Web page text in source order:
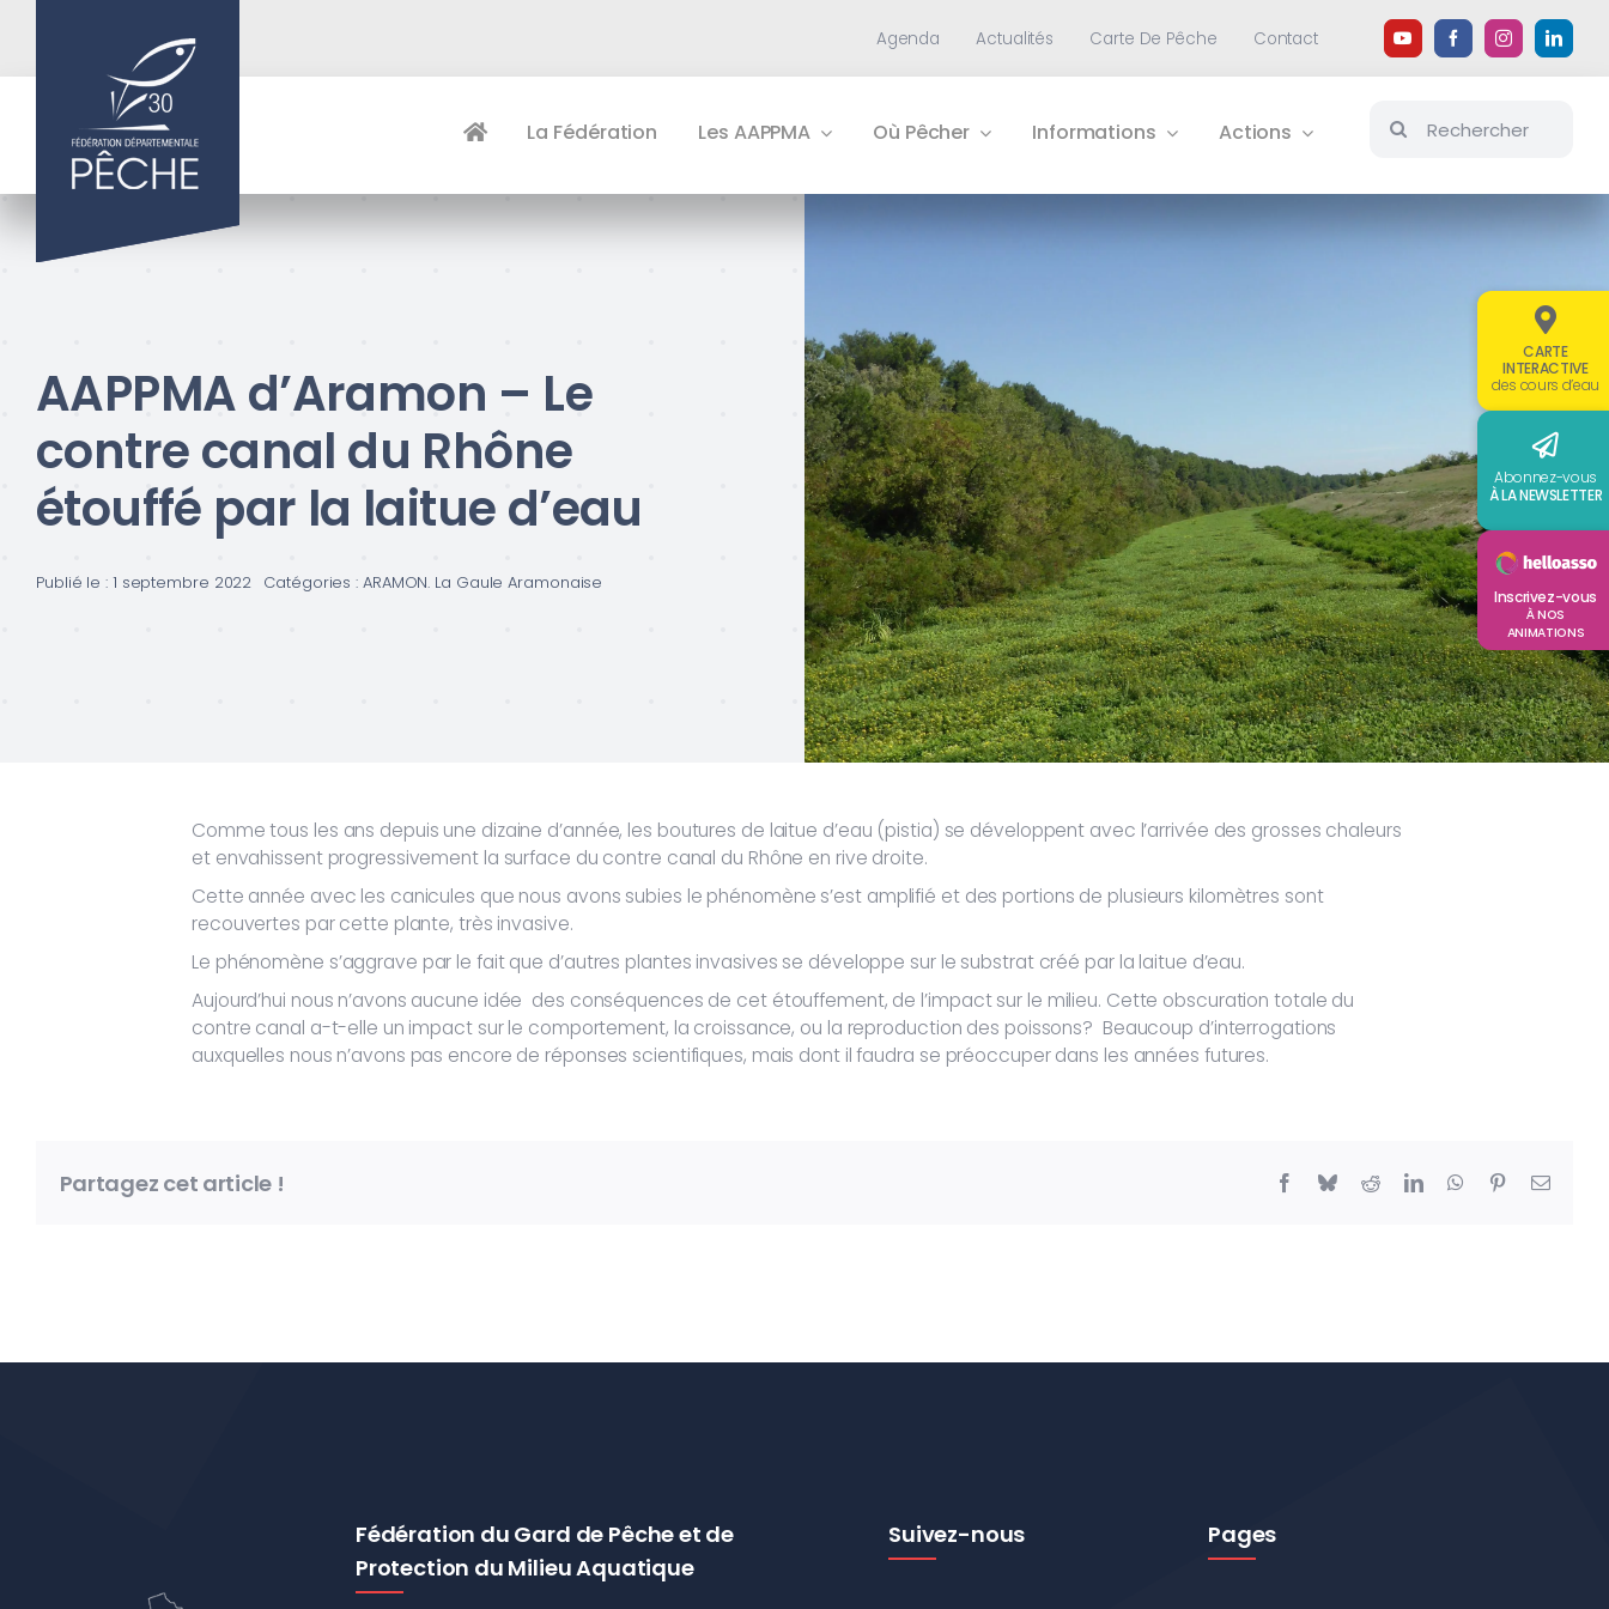
Agenda Actualités Carte De Pêche Contact
La Fédération Les AAPPMA Où Pêcher Informations Actions
AAPPMA d’Aramon – Le
contre canal du Rhône
étouffé par la laitue d’eau
Publié le : 1 septembre 2022 Catégories : ARAMON. La Gaule Aramonaise
Comme tous les ans depuis une dizaine d’année, les boutures de laitue d’eau (pistia) se développent avec l’arrivée des grosses chaleurs
et envahissent progressivement la surface du contre canal du Rhône en rive droite.
Cette année avec les canicules que nous avons subies le phénomène s’est amplifié et des portions de plusieurs kilomètres sont
recouvertes par cette plante, très invasive.
Le phénomène s’aggrave par le fait que d’autres plantes invasives se développe sur le substrat créé par la laitue d’eau.
Aujourd’hui nous n’avons aucune idée des conséquences de cet étouffement, de l’impact sur le milieu. Cette obscuration totale du
contre canal a-t-elle un impact sur le comportement, la croissance, ou la reproduction des poissons? Beaucoup d’interrogations
auxquelles nous n’avons pas encore de réponses scientifiques, mais dont il faudra se préoccuper dans les années futures.
Partagez cet article ! Facebook
BlueskyRedditLinkedInWhatsApp
PinterestEmail
Fédération du Gard de Pêche et de
Protection du Milieu Aquatique
Suivez-nous Pages
CARTE
INTERACTIVE
des cours d’eau
Abonnez-vous
À LA NEWSLETTER
Inscrivez-vous
À NOS
ANIMATIONS